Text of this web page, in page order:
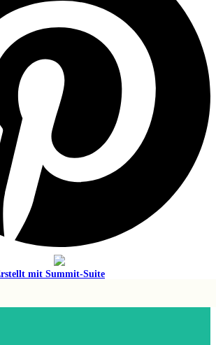
mit Summit-Suite